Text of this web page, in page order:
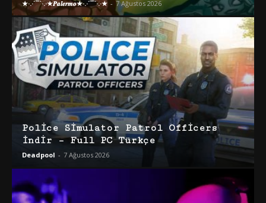
★·.·´¯`·.·★𝑷𝒂𝒍𝒆𝒓𝒎𝒐★·.·´¯`·.·★ - 7 Ağustos 2026
Police Simulator Patrol Officers
İndir – Full PC Türkçe
Deadpool - 7 Ağustos 2026